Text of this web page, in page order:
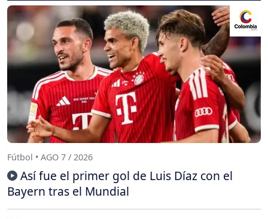
Fútbol • AGO 7 / 2026
Así fue el primer gol de Luis Díaz con el
Bayern tras el Mundial